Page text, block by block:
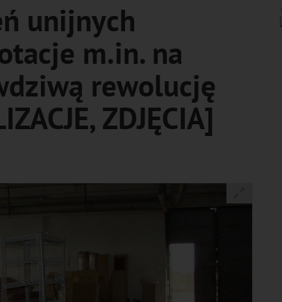
unijnych
m.in. na
rewolucję
ZDJĘCIA]